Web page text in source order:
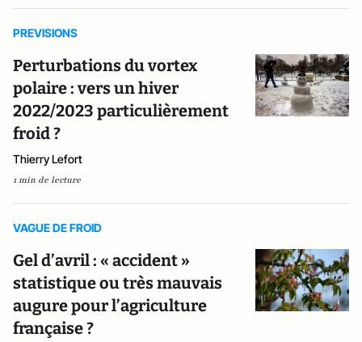
PREVISIONS
Perturbations du vortex
polaire : vers un hiver
2022/2023 particulièrement
froid ?
Thierry Lefort
1 min de lecture
VAGUE DE FROID
Gel d’avril : « accident »
statistique ou très mauvais
augure pour l’agriculture
française ?